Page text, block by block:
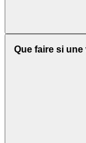
Que faire si